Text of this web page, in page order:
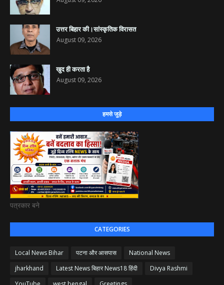
उत्तर बिहार की।सांस्कृतिक विरासत
August 09, 2026
खुद ही करता है
August 09, 2026
हमसे जुड़े
पत्रकार बने
CATEGORIES
Local News Bihar पटना और आसपास
National News
jharkhand
Latest News बिहार News18 हिंदी
Divya Rashmi